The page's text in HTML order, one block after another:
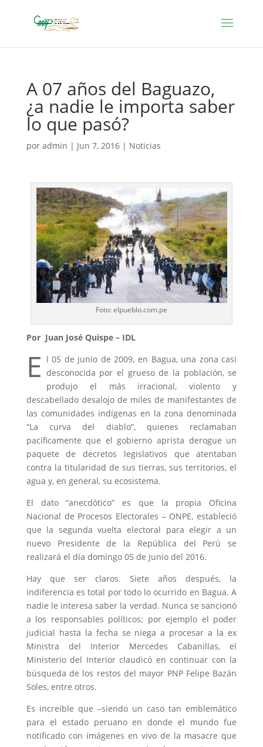
A 07 años del Baguazo,
¿a nadie le importa saber
lo que pasó?
por admin | Jun 7, 2016| Noticias
Foto: elpueblo.com.pe
Por Juan José Quispe – IDL
E l 05 de junio de 2009, en Bagua, una zona casi
desconocida por el grueso de la población, se
produjo el más irracional, violento y
descabellado desalojo de miles de manifestantes de
las comunidades indígenas en la zona denominada
“La curva del diablo”, quienes reclamaban
pacíficamente que el gobierno aprista derogue un
paquete de decretos legislativos que atentaban
contra la titularidad de sus tierras, sus territorios, el
agua y, en general, su ecosistema.
El dato “anecdótico” es que la propia Oficina
Nacional de Procesos Electorales – ONPE, estableció
que la segunda vuelta electoral para elegir a un
nuevo Presidente de la República del Perú se
realizará el día domingo 05 de Junio del 2016.
Hay que ser claros. Siete años después, la
indiferencia es total por todo lo ocurrido en Bagua. A
nadie le interesa saber la verdad. Nunca se sancionó
a los responsables políticos; por ejemplo el poder
judicial hasta la fecha se niega a procesar a la ex
Ministra del Interior Mercedes Cabanillas, el
Ministerio del Interior claudicó en continuar con la
búsqueda de los restos del mayor PNP Felipe Bazán
Soles, entre otros.
Es increíble que –siendo un caso tan emblemático
para el estado peruano en donde el mundo fue
notificado con imágenes en vivo de la masacre que